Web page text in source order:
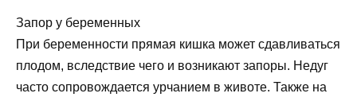
Запор у беременных
При беременности прямая кишка может сдавливаться
плодом, вследствие чего и возникают запоры. Недуг
часто сопровождается урчанием в животе. Также на